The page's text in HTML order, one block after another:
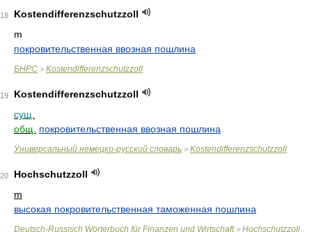
18
Kostendifferenzschutzzoll
m
покровительственная ввозная пошлина
БНРС > Kostendifferenzschutzzoll
19
Kostendifferenzschutzzoll
сущ.
общ.
покровительственная ввозная пошлина
Универсальный немецко-русский словарь > Kostendifferenzschutzzoll
20
Hochschutzzoll
m
высокая покровительственная таможенная пошлина
Deutsch-Russisch Wörterbuch für Finanzen und Wirtschaft> Hochschutzzoll